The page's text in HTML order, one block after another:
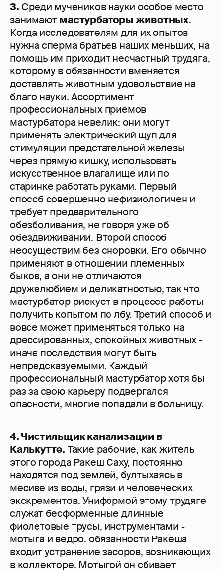
3. Среди мучеников науки особое место
занимаютмастурбаторы животных.
Когда исследователям для их опытов
нужна сперма братьев наших меньших, на
помощь им приходит несчастный трудяга,
которому в обязанности вменяется
доставлять животным удовольствие на
благо науки. Ассортимент
профессиональных приемов
мастурбатора невелик: они могут
применять электрический щуп для
стимуляции предстательной железы
через прямую кишку, использовать
искусственное влагалище или по
старинке работать руками. Первый
способ совершенно нефизиологичен и
требует предварительного
обезболивания, не говоря уже об
обездвиживании. Второй способ
неосуществим без сноровки. Его обычно
применяют в отношении племенных
быков, а они не отличаются
дружелюбием и деликатностью, так что
мастурбатор рискует в процессе работы
получить копытом по лбу. Третий способ и
вовсе может применяться только на
дрессированных, спокойных животных -
иначе последствия могут быть
непредсказуемыми. Каждый
профессиональный мастурбатор хотя бы
раз за свою карьеру подвергался
опасности, многие попадали в больницу.
4. Чистильщик канализации в
Калькутте. Такие рабочие, как житель
этого города Ракеш Саху, постоянно
находятся под землей, бултыхаясь в
месиве из воды, грязи и человеческих
экскрементов. Униформой этому трудяге
служат бесформенные длинные
фиолетовые трусы, инструментами -
мотыга и ведро. обязанности Ракеша
входит устранение засоров, возникающих
в коллекторе. Мотыгой он сбивает